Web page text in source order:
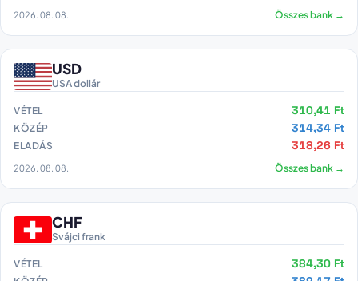
2026. 08. 08. Összes bank →
USD
USA dollár
VÉTEL 310,41 Ft
KÖZÉP 314,34 Ft
ELADÁS 318,26 Ft
2026. 08. 08. Összes bank →
CHF
Svájci frank
VÉTEL 384,30 Ft